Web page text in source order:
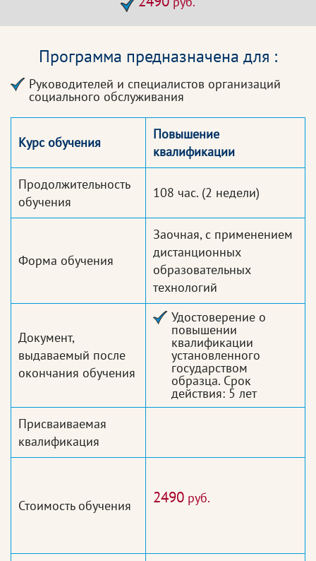
Программа предназначена для :
Руководителей и специалистов организаций
социального обслуживания
Курс обучения
Повышение
квалификации
Продолжительность
обучения
108 час. (2 недели)
Форма обучения
Заочная, с применением
дистанционных
образовательных
технологий
Документ,
выдаваемый после
окончания обучения
Удостоверение о
повышении
квалификации
установленного
государством
образца. Срок
действия: 5 лет
Присваиваемая
квалификация
Стоимость обучения 2490 руб.